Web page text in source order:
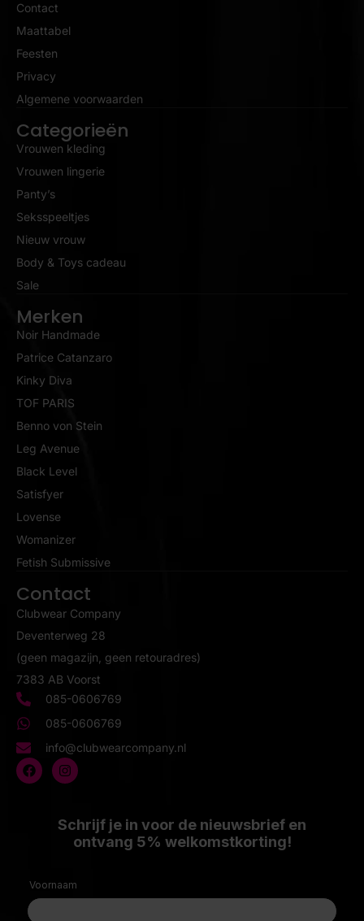
Contact
Maattabel
Feesten
Privacy
Algemene voorwaarden
Categorieën
Vrouwen kleding
Vrouwen lingerie
Panty’s
Seksspeeltjes
Nieuw vrouw
Body & Toys cadeau
Sale
Merken
Noir Handmade
Patrice Catanzaro
Kinky Diva
TOF PARIS
Benno von Stein
Leg Avenue
Black Level
Satisfyer
Lovense
Womanizer
Fetish Submissive
Contact
Clubwear Company
Deventerweg 28
(geen magazijn, geen retouradres)
7383 AB Voorst
085-0606769
085-0606769
info@clubwearcompany.nl